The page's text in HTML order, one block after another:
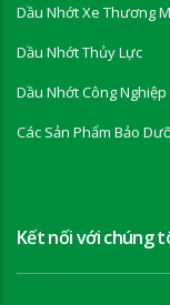
Dầu Nhớt Xe Thương
Dầu Nhớt Thủy Lực
Dầu Nhớt Công Nghiệp
Các Sản Phẩm Bảo
Kết nối với chúng